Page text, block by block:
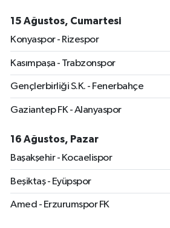
15 Ağustos, Cumartesi
Konyaspor - Rizespor
Kasımpaşa - Trabzonspor
Gençlerbirliği S.K. - Fenerbahçe
Gaziantep FK - Alanyaspor
16 Ağustos, Pazar
Başakşehir - Kocaelispor
Beşiktaş - Eyüpspor
Amed - Erzurumspor FK